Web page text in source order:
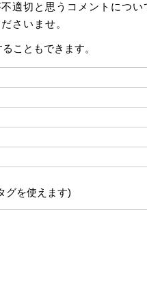
適切と思うコメントについ
さいませ。
ることもできます。
グを使えます)